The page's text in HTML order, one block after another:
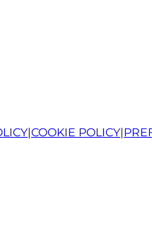
|COOKIE POLICY|